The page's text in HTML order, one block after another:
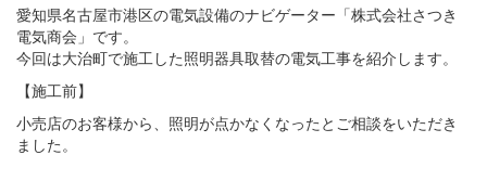
愛知県名古屋市港区の電気設備のナビゲーター「株式会社さつき
電気商会」です。
今回は大治町で施工した照明器具取替の電気工事を紹介します。
【施工前】
小売店のお客様から、照明が点かなくなったとご相談をいただき
ました。